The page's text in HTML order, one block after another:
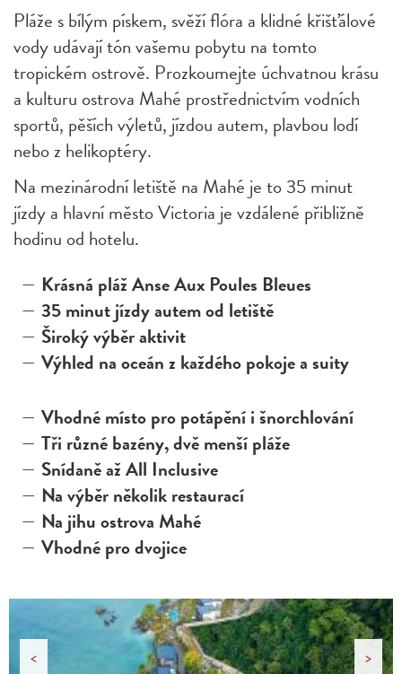
Pláže s bílým pískem, svěží flóra a klidné křišťálové
vody udávají tón vašemu pobytu na tomto
tropickém ostrově. Prozkoumejte úchvatnou krásu
a kulturu ostrova Mahé prostřednictvím vodních
sportů, pěších výletů, jízdou autem, plavbou lodí
nebo z helikoptéry.
Na mezinárodní letiště na Mahé je to 35 minut
jízdy a hlavní město Victoria je vzdálené přibližně
hodinu od hotelu.
Krásná pláž Anse Aux Poules Bleues
35 minut jízdy autem od letiště
Široký výběr aktivit
Výhled na oceán z každého pokoje a suity
Vhodné místo pro potápění i šnorchlování
Tři různé bazény, dvě menší pláže
Snídaně až All Inclusive
Na výběr několik restaurací
Na jihu ostrova Mahé
Vhodné pro dvojice
< >